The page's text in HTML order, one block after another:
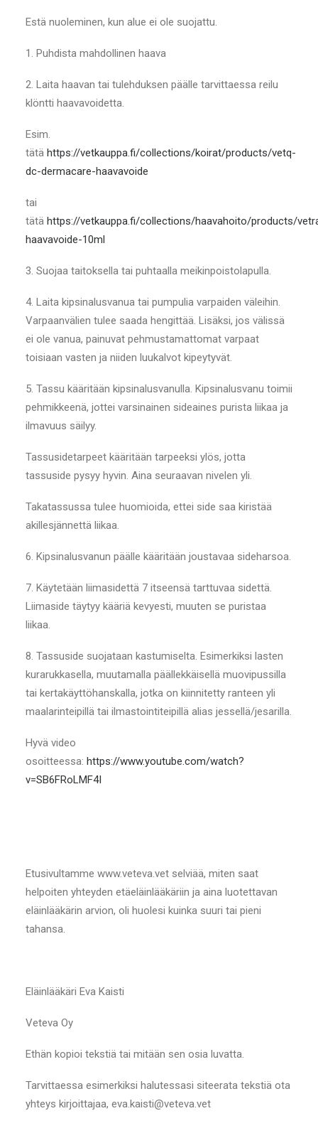
Estä nuoleminen, kun alue ei ole suojattu.
1. Puhdista mahdollinen haava
2. Laita haavan tai tulehduksen päälle tarvittaessa reilu
klöntti haavavoidetta.
Esim.
tätä https://vetkauppa.fi/collections/koirat/products/vetq-
dc-dermacare-haavavoide
tai
tätä https://vetkauppa.fi/collections/haavahoito/products/
haavavoide-10ml
3. Suojaa taitoksella tai puhtaalla meikinpoistolapulla.
4. Laita kipsinalusvanua tai pumpulia varpaiden väleihin.
Varpaanvälien tulee saada hengittää. Lisäksi, jos välissä
ei ole vanua, painuvat pehmustamattomat varpaat
toisiaan vasten ja niiden luukalvot kipeytyvät.
5. Tassu kääritään kipsinalusvanulla. Kipsinalusvanu toimii
pehmikkeenä, jottei varsinainen sideaines purista liikaa ja
ilmavuus säilyy.
Tassusidetarpeet kääritään tarpeeksi ylös, jotta
tassuside pysyy hyvin. Aina seuraavan nivelen yli.
Takatassussa tulee huomioida, ettei side saa kiristää
akillesjännettä liikaa.
6. Kipsinalusvanun päälle kääritään joustavaa sideharsoa.
7. Käytetään liimasidettä 7 itseensä tarttuvaa sidettä.
Liimaside täytyy kääriä kevyesti, muuten se puristaa
liikaa.
8. Tassuside suojataan kastumiselta. Esimerkiksi lasten
kurarukkasella, muutamalla päällekkäisellä muovipussilla
tai kertakäyttöhanskalla, jotka on kiinnitetty ranteen yli
maalarinteipillä tai ilmastointiteipillä alias jessellä/jesarilla.
Hyvä video
osoitteessa: https://www.youtube.com/watch?
v=SB6FRoLMF4I
Etusivultamme www.veteva.vet selviää, miten saat
helpoiten yhteyden etäeläinlääkäriin ja aina luotettavan
eläinlääkärin arvion, oli huolesi kuinka suuri tai pieni
tahansa.
Eläinlääkäri Eva Kaisti
Veteva Oy
Ethän kopioi tekstiä tai mitään sen osia luvatta.
Tarvittaessa esimerkiksi halutessasi siteerata tekstiä ota
yhteys kirjoittajaa, eva.kaisti@veteva.vet